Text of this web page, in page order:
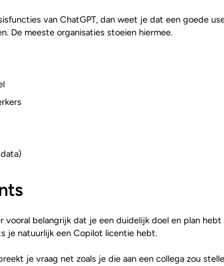
van ChatGPT, dan weet je dat een goede
De meeste organisaties stoeien hiermee.
belangrijk dat je een duidelijk doel en plan
je natuurlijk een Copilot licentie hebt.
je vraag net zoals je die aan een collega zou